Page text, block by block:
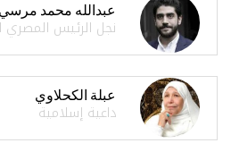
عبدالله محمد مرسي
نجل الرئيس
عبلة الكحلاوي
داعية إسلامية